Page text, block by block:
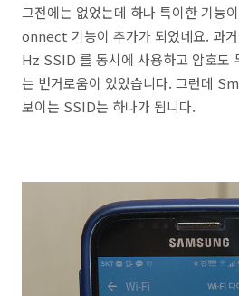
그전에는 없었는데 하나 특이한 기능
onnect 기능이 추가가 되었네요. 과
Hz SSID 를 동시에 사용하고 암호도
는 번거로움이 있었습니다. 그런데
보이는 SSID는 하나가 됩니다.